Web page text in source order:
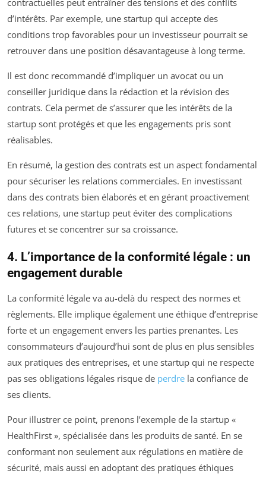
contractuelles peut entraîner des tensions et des conflits
d’intérêts. Par exemple, une startup qui accepte des
conditions trop favorables pour un investisseur pourrait se
retrouver dans une position désavantageuse à long terme.
Il est donc recommandé d’impliquer un avocat ou un
conseiller juridique dans la rédaction et la révision des
contrats. Cela permet de s’assurer que les intérêts de la
startup sont protégés et que les engagements pris sont
réalisables.
En résumé, la gestion des contrats est un aspect fondamental
pour sécuriser les relations commerciales. En investissant
dans des contrats bien élaborés et en gérant proactivement
ces relations, une startup peut éviter des complications
futures et se concentrer sur sa croissance.
4. L’importance de la conformité légale : un
engagement durable
La conformité légale va au-delà du respect des normes et
règlements. Elle implique également une éthique d’entreprise
forte et un engagement envers les parties prenantes. Les
consommateurs d’aujourd’hui sont de plus en plus sensibles
aux pratiques des entreprises, et une startup qui ne respecte
pas ses obligations légales risque de perdre la confiance de
ses clients.
Pour illustrer ce point, prenons l’exemple de la startup «
HealthFirst », spécialisée dans les produits de santé. En se
conformant non seulement aux régulations en matière de
sécurité, mais aussi en adoptant des pratiques éthiques